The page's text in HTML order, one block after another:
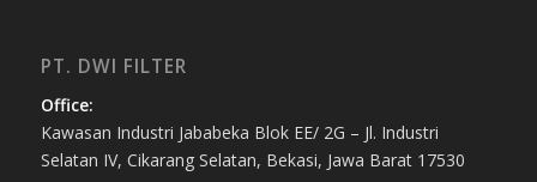
PT. DWI FILTER
Office:
Kawasan Industri Jababeka Blok EE/ 2G – Jl. Industri
Selatan IV, Cikarang Selatan, Bekasi, Jawa Barat 17530